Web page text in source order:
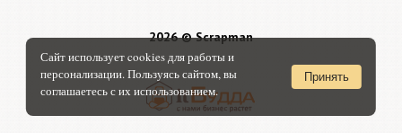
2026 © Scrapman
Сайт использует cookies для работы и
персонализации. Пользуясь сайтом, вы
соглашаетесь с их использованием.
Принять